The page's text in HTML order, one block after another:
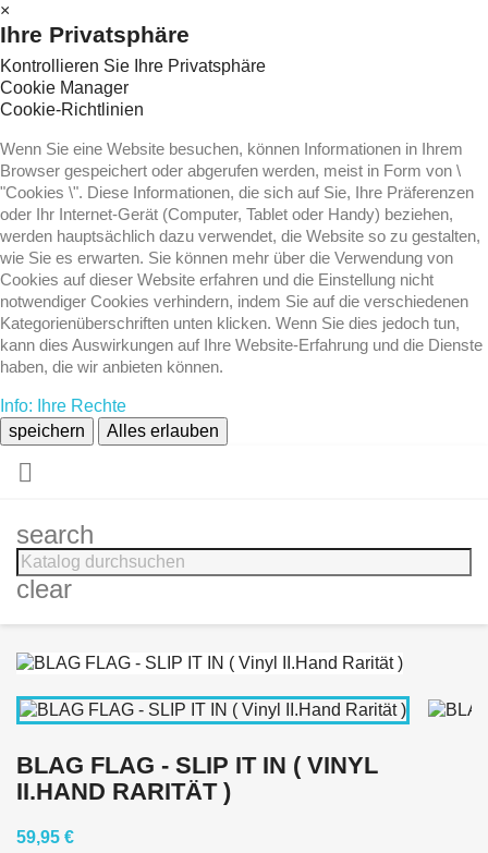
×
Ihre Privatsphäre
Kontrollieren Sie Ihre Privatsphäre
Cookie Manager
Cookie-Richtlinien
Wenn Sie eine Website besuchen, können Informationen in Ihrem
Browser gespeichert oder abgerufen werden, meist in Form von \
"Cookies \". Diese Informationen, die sich auf Sie, Ihre Präferenzen
oder Ihr Internet-Gerät (Computer, Tablet oder Handy) beziehen,
werden hauptsächlich dazu verwendet, die Website so zu gestalten,
wie Sie es erwarten. Sie können mehr über die Verwendung von
Cookies auf dieser Website erfahren und die Einstellung nicht
notwendiger Cookies verhindern, indem Sie auf die verschiedenen
Kategorienüberschriften unten klicken. Wenn Sie dies jedoch tun,
kann dies Auswirkungen auf Ihre Website-Erfahrung und die Dienste
haben, die wir anbieten können.
Info: Ihre Rechte
speichern
Alles erlauben

search
clear
BLAG FLAG - SLIP IT IN ( VINYL
II.HAND RARITÄT )
59,95 €